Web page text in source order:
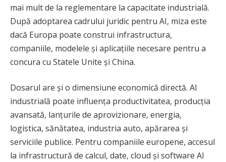
mai mult de la reglementare la capacitate industrială.
După adoptarea cadrului juridic pentru AI, miza este
dacă Europa poate construi infrastructura,
companiile, modelele și aplicațiile necesare pentru a
concura cu Statele Unite și China.
Dosarul are și o dimensiune economică directă. AI
industrială poate influența productivitatea, producția
avansată, lanțurile de aprovizionare, energia,
logistica, sănătatea, industria auto, apărarea și
serviciile publice. Pentru companiile europene, accesul
la infrastructură de calcul, date, cloud și software AI